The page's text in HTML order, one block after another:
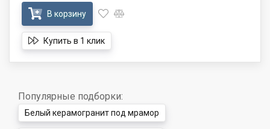
В корзину
Купить в 1 клик
Популярные подборки:
Белый керамогранит под мрамор